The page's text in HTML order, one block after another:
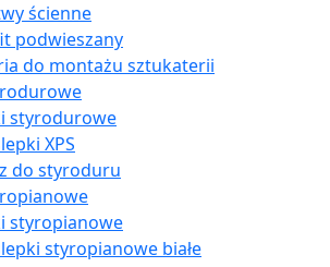
ścienne
podwieszany
do montażu sztukaterii
styrodurowe
XPS
do styroduru
styropianowe
styropianowe białe